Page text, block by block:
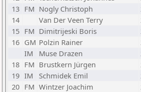
13 FM Nogly Christoph
14
Van Der Veen Terry
15 FM Dimitrijeski Boris
16 GM Polzin Rainer
IM
Muse Drazen
18 FM Brustkern Jürgen
19 IM Schmidek Emil
20 FM Wintzer Joachim